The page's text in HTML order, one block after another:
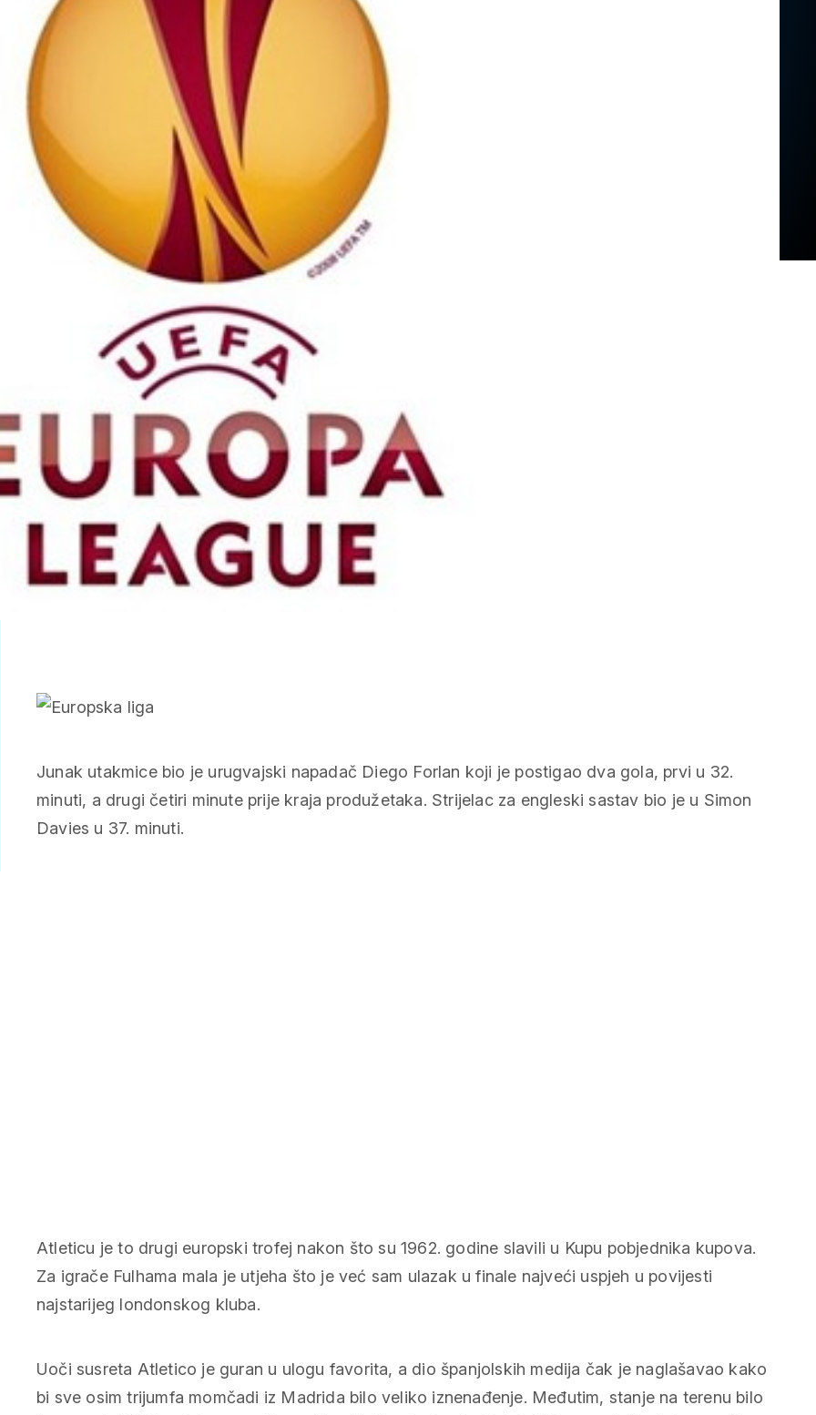
Junak utakmice bio je urugvajski napadač Diego Forlan koji je postigao dva gola, prvi u 32.
minuti, a drugi četiri minute prije kraja produžetaka. Strijelac za engleski sastav bio je u Simon
Davies u 37. minuti.
Atleticu je to drugi europski trofej nakon što su 1962. godine slavili u Kupu pobjednika kupova.
Za igrače Fulhama mala je utjeha što je već sam ulazak u finale najveći uspjeh u povijesti
najstarijeg londonskog kluba.
Uoči susreta Atletico je guran u ulogu favorita, a dio španjolskih medija čak je naglašavao kako
bi sve osim trijumfa momčadi iz Madrida bilo veliko iznenađenje. Međutim, stanje na terenu bilo